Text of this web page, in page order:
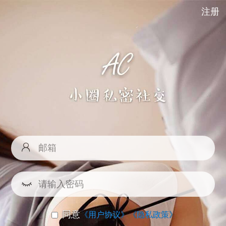
注册
同意《用户协议》《隐私政策》